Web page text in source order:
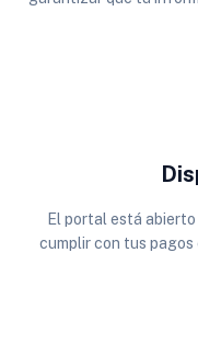
El portal está
cumplir con tus pagos